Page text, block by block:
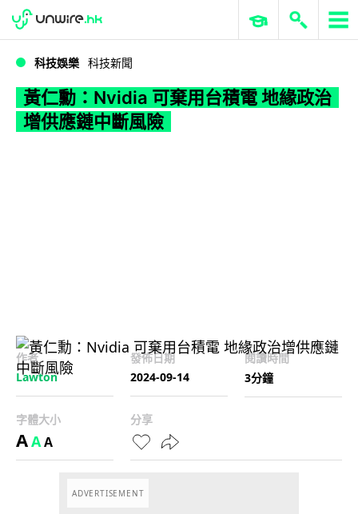
WWDC 2026 ERP 與商業 AI
科技娛樂 科技新聞
黃仁勳：Nvidia 可棄用台積電 地緣政治
增供應鏈中斷風險
作者
Lawton
發佈日期
2024-09-14
閱讀時間
3分鐘
字體大小
AAA
分享
ADVERTISEMENT